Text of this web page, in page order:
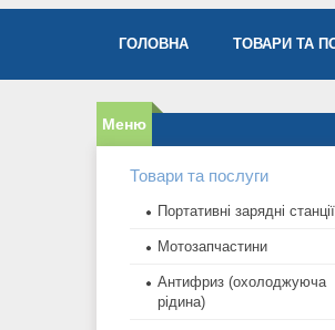
ГОЛОВНА ТОВАРИ ТА
Товари та послуги
Портативні зарядні станції
Мотозапчастини
Антифриз (охолоджуюча
рідина)